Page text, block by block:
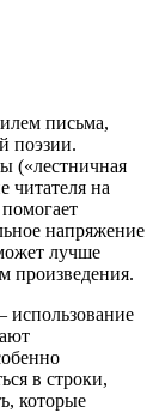
письма,
поэзии.
(«лестничная
читателя на
напряжение
лучше
произведения.
использование
в строки,
которые